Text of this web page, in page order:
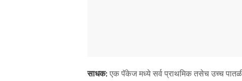
साधक: एक पॅकेज मध्ये सर्व प्राथमिक तसेच उच्च पातळी